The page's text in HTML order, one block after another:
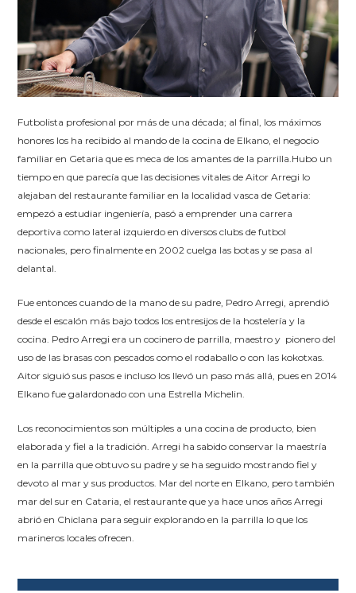
Futbolista profesional por más de una década; al final, los máximos
honores los ha recibido al mando de la cocina de Elkano, el negocio
familiar en Getaria que es meca de los amantes de la parrilla.Hubo un
tiempo en que parecía que las decisiones vitales de Aitor Arregi lo
alejaban del restaurante familiar en la localidad vasca de Getaria:
empezó a estudiar ingeniería, pasó a emprender una carrera
deportiva como lateral izquierdo en diversos clubs de futbol
nacionales, pero finalmente en 2002 cuelga las botas y se pasa al
delantal.
Fue entonces cuando de la mano de su padre, Pedro Arregi, aprendió
desde el escalón más bajo todos los entresijos de la hostelería y la
cocina. Pedro Arregi era un cocinero de parrilla, maestro y pionero del
uso de las brasas con pescados como el rodaballo o con las kokotxas.
Aitor siguió sus pasos e incluso los llevó un paso más allá, pues en 2014
Elkano fue galardonado con una Estrella Michelin.
Los reconocimientos son múltiples a una cocina de producto, bien
elaborada y fiel a la tradición. Arregi ha sabido conservar la maestría
en la parrilla que obtuvo su padre y se ha seguido mostrando fiel y
devoto al mar y sus productos. Mar del norte en Elkano, pero también
mar del sur en Cataria, el restaurante que ya hace unos años Arregi
abrió en Chiclana para seguir explorando en la parrilla lo que los
marineros locales ofrecen.